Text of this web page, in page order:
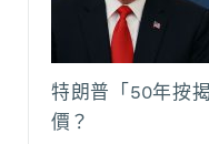
特朗普「50年按
價？